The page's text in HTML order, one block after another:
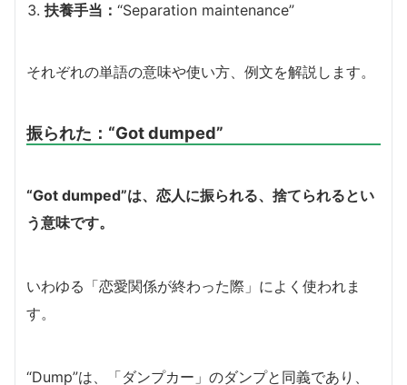
扶養手当： “Separation maintenance”
それぞれの単語の意味や使い方、例文を解説します。
振られた： “Got dumped”
“Got dumped”は、恋人に振られる、捨てられるとい
う意味です。
いわゆる「恋愛関係が終わった際」によく使われま
す。
“Dump”は、「ダンプカー」のダンプと同義であり、